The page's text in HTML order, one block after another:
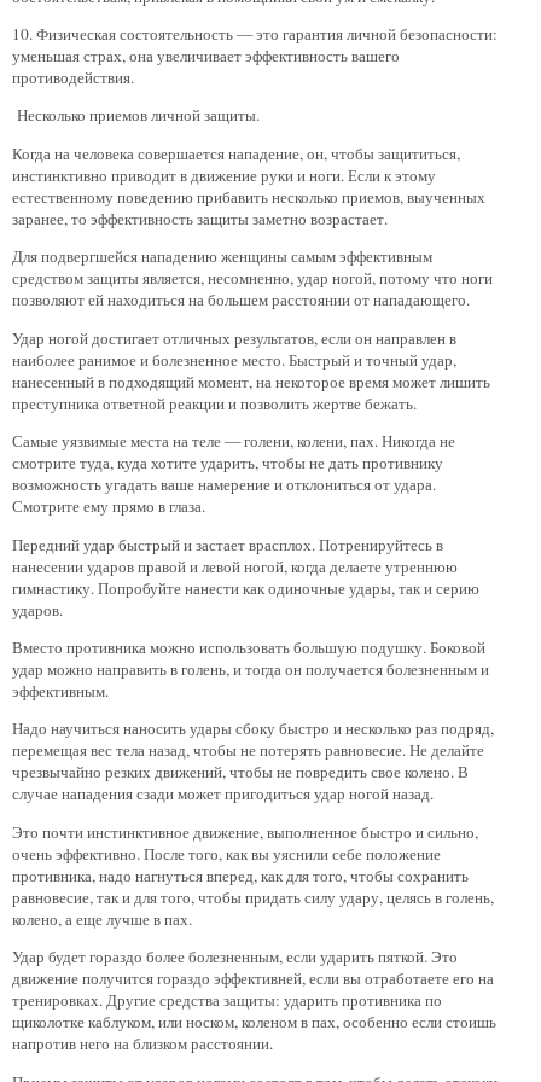
10. Физическая состоятельность — это гарантия личной безопасности:
уменьшая страх, она увеличивает эффективность вашего
противодействия.
Несколько приемов личной защиты.
Когда на человека совершается нападение, он, чтобы защититься,
инстинктивно приводит в движение руки и ноги. Если к этому
естественному поведению прибавить несколько приемов, выученных
заранее, то эффективность защиты заметно возрастает.
Для подвергшейся нападению женщины самым эффективным
средством защиты является, несомненно, удар ногой, потому что ноги
позволяют ей находиться на большем расстоянии от нападающего.
Удар ногой достигает отличных результатов, если он направлен в
наиболее ранимое и болезненное место. Быстрый и точный удар,
нанесенный в подходящий момент, на некоторое время может лишить
преступника ответной реакции и позволить жертве бежать.
Самые уязвимые места на теле — голени, колени, пах. Никогда не
смотрите туда, куда хотите ударить, чтобы не дать противнику
возможность угадать ваше намерение и отклониться от удара.
Смотрите ему прямо в глаза.
Передний удар быстрый и застает врасплох. Потренируйтесь в
нанесении ударов правой и левой ногой, когда делаете утреннюю
гимнастику. Попробуйте нанести как одиночные удары, так и серию
ударов.
Вместо противника можно использовать большую подушку. Боковой
удар можно направить в голень, и тогда он получается болезненным и
эффективным.
Надо научиться наносить удары сбоку быстро и несколько раз подряд,
перемещая вес тела назад, чтобы не потерять равновесие. Не делайте
чрезвычайно резких движений, чтобы не повредить свое колено. В
случае нападения сзади может пригодиться удар ногой назад.
Это почти инстинктивное движение, выполненное быстро и сильно,
очень эффективно. После того, как вы уяснили себе положение
противника, надо нагнуться вперед, как для того, чтобы сохранить
равновесие, так и для того, чтобы придать силу удару, целясь в голень,
колено, а еще лучше в пах.
Удар будет гораздо более болезненным, если ударить пяткой. Это
движение получится гораздо эффективней, если вы отработаете его на
тренировках. Другие средства защиты: ударить противника по
щиколотке каблуком, или носком, коленом в пах, особенно если стоишь
напротив него на близком расстоянии.